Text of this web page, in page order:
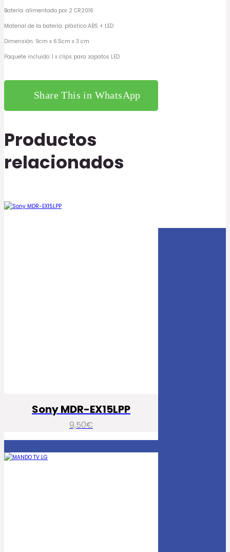
Batería: alimentado por 2 CR2016
Material de la batería: plástico ABS + LED
Dimensión: 9cm x 6.5cm x 3 cm
Paquete incluido: 1 x clips para zapatos LED
Share This in WhatsApp
Productos
relacionados
Sony MDR-EX15LPP
9,50€